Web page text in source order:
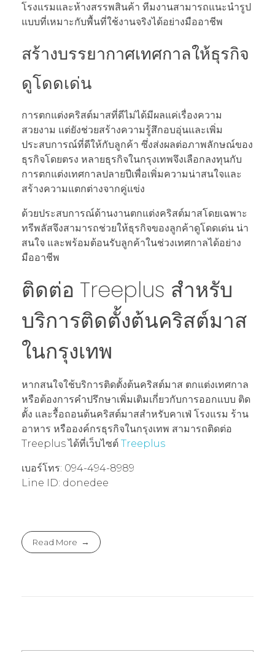
โรงแรมและห้างสรรพสินค้า ทีมงานสามารถแนะนำรูป
แบบที่เหมาะกับพื้นที่ใช้งานจริงได้อย่างมืออาชีพ
สร้างบรรยากาศเทศกาลให้ธุรกิจ
ดูโดดเด่น
การตกแต่งคริสต์มาสที่ดีไม่ได้มีผลแค่เรื่องความ
สวยงาม แต่ยังช่วยสร้างความรู้สึกอบอุ่นและเพิ่ม
ประสบการณ์ที่ดีให้กับลูกค้า ซึ่งส่งผลต่อภาพลักษณ์ของ
ธุรกิจโดยตรง หลายธุรกิจในกรุงเทพจึงเลือกลงทุนกับ
การตกแต่งเทศกาลปลายปีเพื่อเพิ่มความน่าสนใจและ
สร้างความแตกต่างจากคู่แข่ง
ด้วยประสบการณ์ด้านงานตกแต่งคริสต์มาสโดยเฉพาะ
ทรีพลัสจึงสามารถช่วยให้ธุรกิจของลูกค้าดูโดดเด่น น่า
สนใจ และพร้อมต้อนรับลูกค้าในช่วงเทศกาลได้อย่าง
มืออาชีพ
ติดต่อ Treeplus สำหรับ
บริการติดตั้งต้นคริสต์มาส
ในกรุงเทพ
หากสนใจใช้บริการติดตั้งต้นคริสต์มาส ตกแต่งเทศกาล
หรือต้องการคำปรึกษาเพิ่มเติมเกี่ยวกับการออกแบบ ติด
ตั้ง และรื้อถอนต้นคริสต์มาสสำหรับคาเฟ่ โรงแรม ร้าน
อาหาร หรือองค์กรธุรกิจในกรุงเทพ สามารถติดต่อ
Treeplus ได้ที่เว็บไซต์ Treeplus
เบอร์โทร: 094-494-8989
Line ID: donedee
Read More